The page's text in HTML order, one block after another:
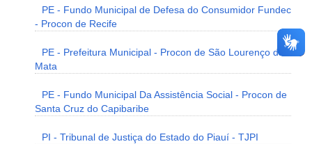
PE - Fundo Municipal de Defesa do Consumidor Fundec
- Procon de Recife
PE - Prefeitura Municipal - Procon de São Lourenço da
Mata
PE - Fundo Municipal Da Assistência Social - Procon de
Santa Cruz do Capibaribe
PI - Tribunal de Justiça do Estado do Piauí - TJPI